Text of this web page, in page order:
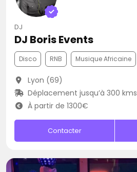
DJ
DJ Boris Events
Disco RNB Musique Africaine
Lyon (69)
Déplacement jusqu’à 300 kms
À partir de 1300€
Contacter